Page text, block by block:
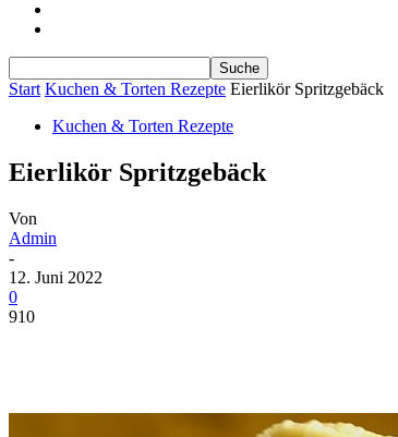
Start Kuchen & Torten Rezepte Eierlikör Spritzgebäck
Kuchen & Torten Rezepte
Eierlikör Spritzgebäck
Von
Admin
-
12. Juni 2022
0
910